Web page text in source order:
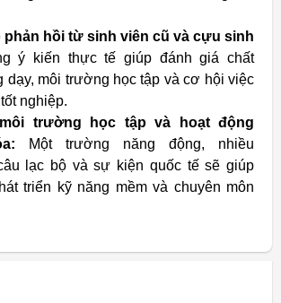
phản hồi từ sinh viên cũ và cựu sinh
ý kiến thực tế giúp đánh giá chất
dạy, môi trường học tập và cơ hội việc
nghiệp.
trường học tập và hoạt động
Một trường năng động, nhiều
lạc bộ và sự kiện quốc tế sẽ giúp
triển kỹ năng mềm và chuyên môn